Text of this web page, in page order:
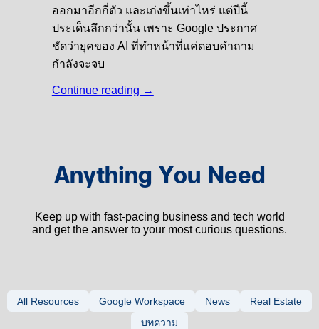
ออกมาอีกกี่ตัว และเก่งขึ้นเท่าไหร่ แต่ปีนี้
ประเด็นลึกกว่านั้น เพราะ Google ประกาศ
ชัดว่ายุคของ AI ที่ทำหน้าที่แค่ตอบคำถาม
กำลังจะจบ
Continue reading →
Anything You Need
Keep up with fast-pacing business and tech world
and get the answer to your most curious questions.
All Resources Google Workspace News
Real Estate
บทความ